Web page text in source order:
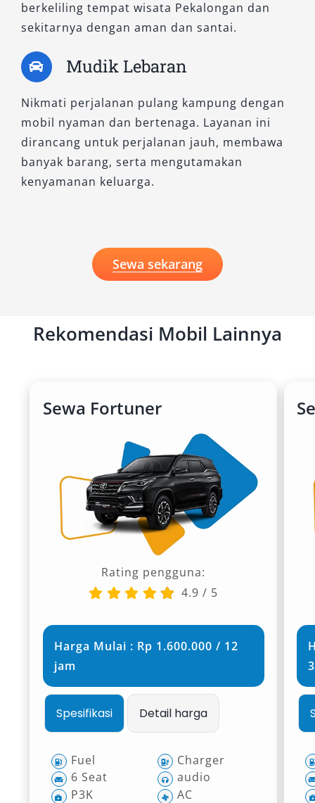
berkeliling tempat wisata Pekalongan dan
sekitarnya dengan aman dan santai.
Mudik Lebaran
Nikmati perjalanan pulang kampung dengan
mobil nyaman dan bertenaga. Layanan ini
dirancang untuk perjalanan jauh, membawa
banyak barang, serta mengutamakan
kenyamanan keluarga.
Sewa sekarang
Rekomendasi Mobil Lainnya
Sewa Fortuner
Rating pengguna:
4.9 / 5
Harga Mulai : Rp 1.600.000 / 12
jam
Spesifikasi Detail harga
Fuel
6 Seat
P3K
Charger
audio
AC